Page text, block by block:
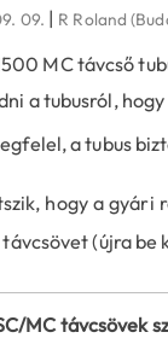
09. | R Roland
MC távcső
a tubusról,
a tubus
hogy a gyári
(újra be
MC távcsövek